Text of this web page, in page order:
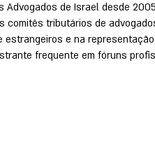
Advogados de Israel desde
comitês tributários de
e na
frequente em fóruns